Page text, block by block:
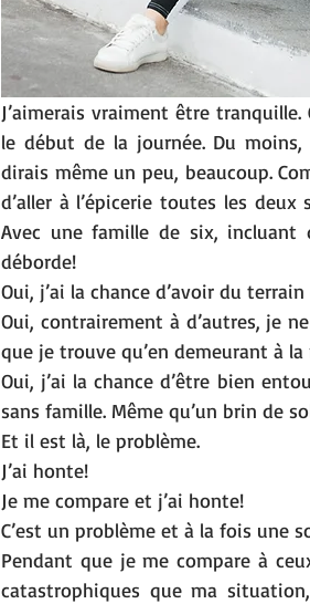
J’aimerais vraiment être
le début de la journée. Du
dirais même un peu, beaucoup.
d’aller à l’épicerie toutes les
Avec une famille de six,
déborde!
Oui, j’ai la chance d’avoir du
Oui, contrairement à d’autres, je
que je trouve qu’en demeurant à la
Oui, j’ai la chance d’être bien
sans famille. Même qu’un brin de
Et il est là, le problème.
J’ai honte!
Je me compare et j’ai honte!
C’est un problème et à la fois une
Pendant que je me compare à
catastrophiques que ma